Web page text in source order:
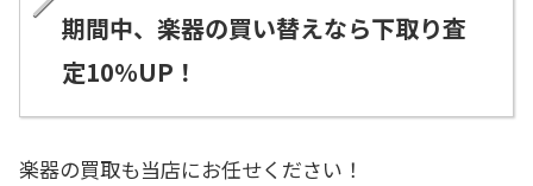
期間中、楽器の買い替えなら下取り査
定10％UP！
楽器の買取も当店にお任せください！